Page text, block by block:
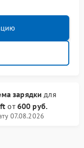
зарядки для
от600 руб.
07.08.2026